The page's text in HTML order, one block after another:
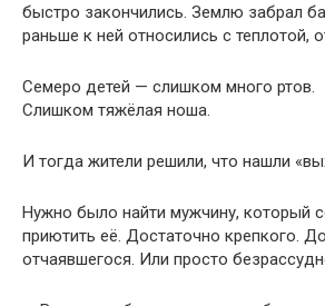
быстро закончились. Землю забрал
раньше к ней относились с теплотой,
Семеро детей — слишком много ртов.
Слишком тяжёлая ноша.
И тогда жители решили, что нашли
Нужно было найти мужчину, который
приютить её. Достаточно крепкого.
отчаявшегося. Или просто